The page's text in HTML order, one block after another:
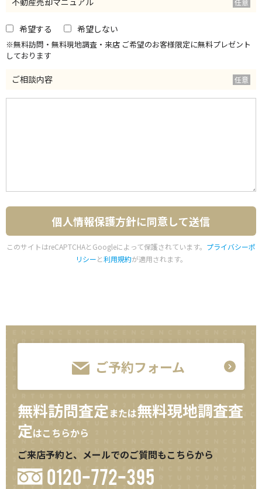
希望する 希望しない
※無料訪問・無料現地調査・来店 ご希望のお客様限定に無料プレゼント
しております
ご相談内容
このサイトはreCAPTCHAとGoogleによって保護されています。 プライバシーポ
リシーと利用規約が適用されます。
ご予約フォーム
無料訪問査定または無料現地調査査
定はこちらから
ご来店予約と、メールでのご質問もこちらから
0120-772-395